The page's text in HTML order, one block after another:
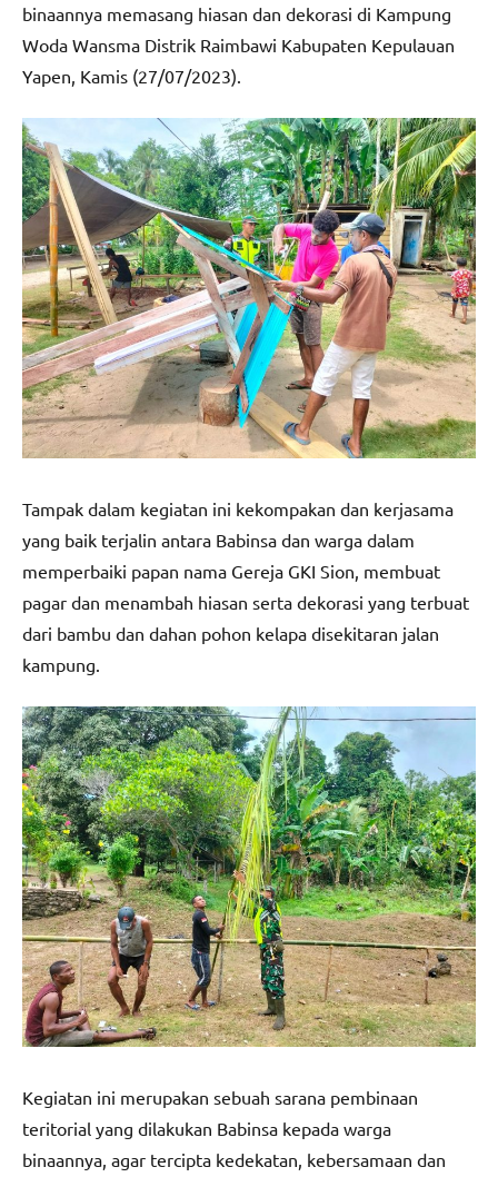
binaannya memasang hiasan dan dekorasi di Kampung
Woda Wansma Distrik Raimbawi Kabupaten Kepulauan
Yapen, Kamis (27/07/2023).
Tampak dalam kegiatan ini kekompakan dan kerjasama
yang baik terjalin antara Babinsa dan warga dalam
memperbaiki papan nama Gereja GKI Sion, membuat
pagar dan menambah hiasan serta dekorasi yang terbuat
dari bambu dan dahan pohon kelapa disekitaran jalan
kampung.
Kegiatan ini merupakan sebuah sarana pembinaan
teritorial yang dilakukan Babinsa kepada warga
binaannya, agar tercipta kedekatan, kebersamaan dan